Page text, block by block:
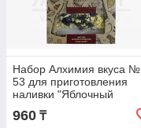
Набор Алхимия вкуса №
53 для приготовления
наливки "Яблочный
спотыкач", 50 г
960 ₸